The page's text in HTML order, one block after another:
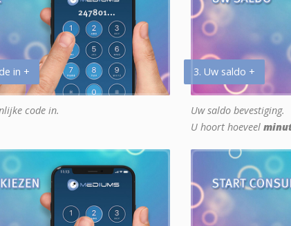
in +
code in.
3. Uw saldo +
Uw saldo bevestiging.
U hoort hoeveel